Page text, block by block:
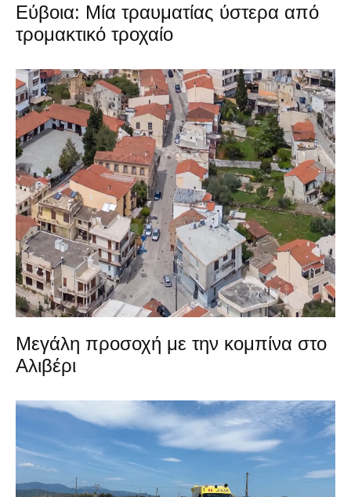
Εύβοια: Μία τραυματίας ύστερα από
τρομακτικό τροχαίο
Μεγάλη προσοχή με την κομπίνα στο
Αλιβέρι